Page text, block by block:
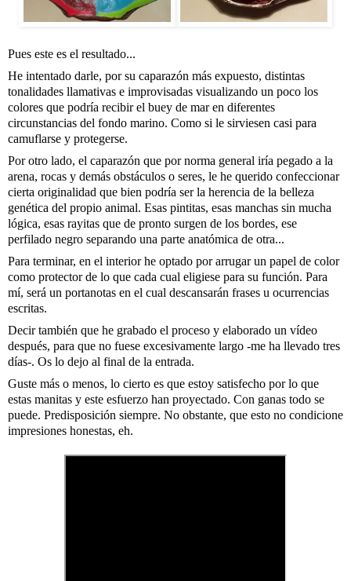
Pues este es el resultado...
He intentado darle, por su caparazón más expuesto, distintas
tonalidades llamativas e improvisadas visualizando un poco los
colores que podría recibir el buey de mar en diferentes
circunstancias del fondo marino. Como si le sirviesen casi para
camuflarse y protegerse.
Por otro lado, el caparazón que por norma general iría pegado a la
arena, rocas y demás obstáculos o seres, le he querido confeccionar
cierta originalidad que bien podría ser la herencia de la belleza
genética del propio animal. Esas pintitas, esas manchas sin mucha
lógica, esas rayitas que de pronto surgen de los bordes, ese
perfilado negro separando una parte anatómica de otra...
Para terminar, en el interior he optado por arrugar un papel de color
como protector de lo que cada cual eligiese para su función. Para
mí, será un portanotas en el cual descansarán frases u ocurrencias
escritas.
Decir también que he grabado el proceso y elaborado un vídeo
después, para que no fuese excesivamente largo -me ha llevado tres
días-. Os lo dejo al final de la entrada.
Guste más o menos, lo cierto es que estoy satisfecho por lo que
estas manitas y este esfuerzo han proyectado. Con ganas todo se
puede. Predisposición siempre. No obstante, que esto no condicione
impresiones honestas, eh.